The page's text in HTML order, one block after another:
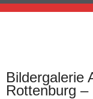
Bildergalerie
Rottenburg